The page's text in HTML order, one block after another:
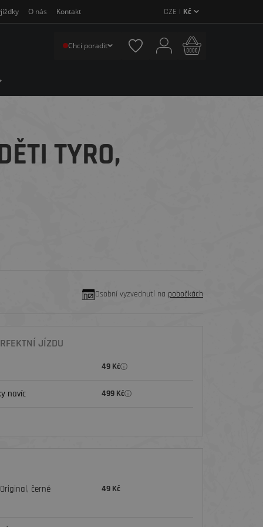
O nás Kontakt CZE | Kč
Chci poradit
TYRO,
Osobní vyzvednutí na pobočkách
JÍZDU
49 Kč
navíc 499 Kč
černé 49 Kč